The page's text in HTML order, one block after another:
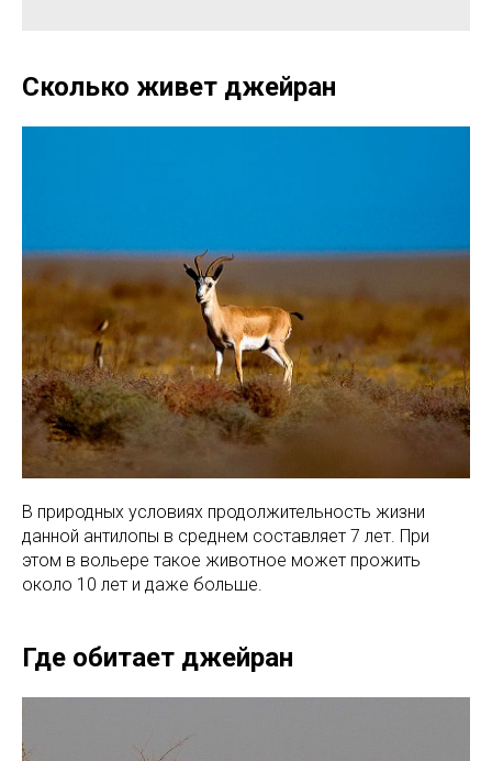
Сколько живет джейран
В природных условиях продолжительность жизни
данной антилопы в среднем составляет 7 лет. При
этом в вольере такое животное может прожить
около 10 лет и даже больше.
Где обитает джейран